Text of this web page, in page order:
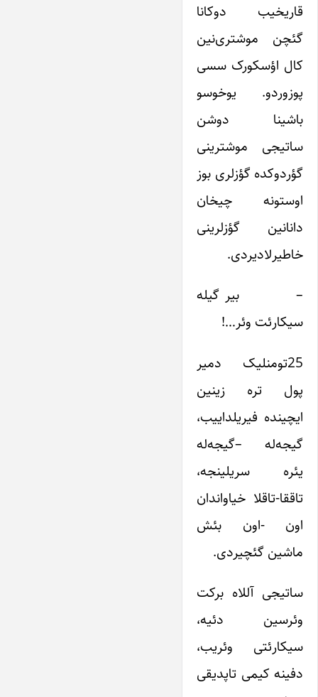
قاریخیب دوکانا
گئچن موشتری‌نین
کال اؤسکورک سسی
پوزوردو. یوخوسو
باشینا دوشن
ساتیجی موشترینی
گؤردوکده گؤزلری بوز
اوستونه چیخان
دانانین گؤزلرینی
خاطیرلادیردی.
– بیر گیله
سیکارئت وئر…!
25تومنلیک دمیر
پول تره زینین
ایچینده فیریلداییب،
گیجه‌له –گیجه‌له
یئره سریلینجه،
تاققا-تاقلا خیاواندان
اون -اون بئش
ماشین گئچیردی.
ساتیجی آللاه برکت
وئرسین دئیه،
سیکارئتی وئریب،
دفینه کیمی تاپدیقی